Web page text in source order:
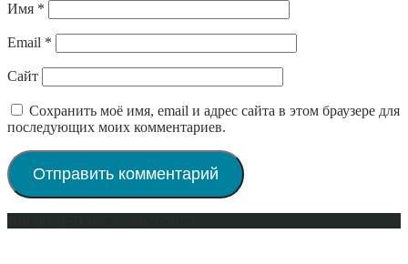
Имя *
Email *
Сайт
Сохранить моё имя, email и адрес сайта в этом браузере для
последующих моих комментариев.